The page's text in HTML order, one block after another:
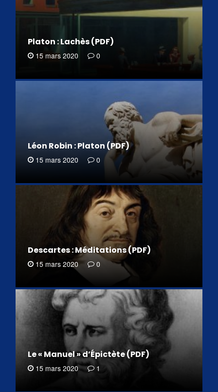
Platon : Lachès (PDF)
15 mars 2020 0
Léon Robin : Platon (PDF)
15 mars 2020 0
Descartes : Méditations (PDF)
15 mars 2020 0
Le « Manuel » d’Épictète (PDF)
15 mars 2020 1